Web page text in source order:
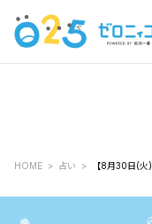
HOME 占い 【8月30日(火